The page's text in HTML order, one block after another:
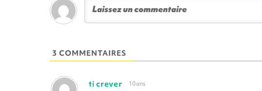
3 COMMENTAIRES
ti crever 10 ans